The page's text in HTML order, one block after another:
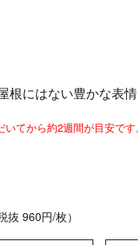
にはない豊かな表情
てから約2週間が目安です。
抜 960円/枚）